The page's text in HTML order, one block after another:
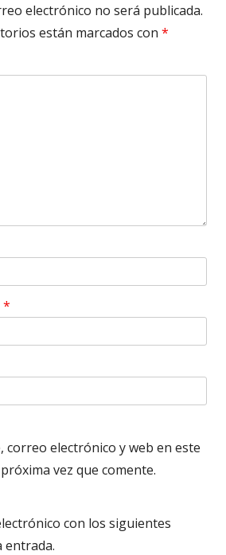
electrónico no será publicada.
están marcados con *
*
correo electrónico y web en este
vez que comente.
con los siguientes
entrada.